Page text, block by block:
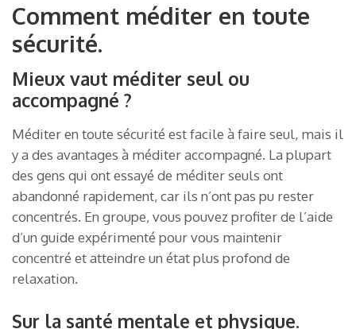
Comment méditer en toute
sécurité.
Mieux vaut méditer seul ou
accompagné ?
Méditer en toute sécurité est facile à faire seul, mais il
y a des avantages à méditer accompagné. La plupart
des gens qui ont essayé de méditer seuls ont
abandonné rapidement, car ils n’ont pas pu rester
concentrés. En groupe, vous pouvez profiter de l’aide
d’un guide expérimenté pour vous maintenir
concentré et atteindre un état plus profond de
relaxation.
Sur la santé mentale et physique.